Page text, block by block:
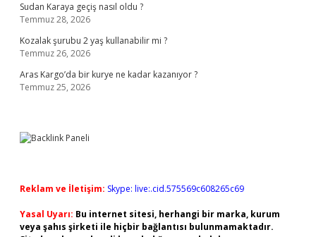
Sudan Karaya geçiş nasıl oldu ?
Temmuz 28, 2026
Kozalak şurubu 2 yaş kullanabilir mi ?
Temmuz 26, 2026
Aras Kargo’da bir kurye ne kadar kazanıyor ?
Temmuz 25, 2026
Reklam ve İletişim: Skype: live:.cid.575569c608265c69
Yasal Uyarı: Bu internet sitesi, herhangi bir marka, kurum
veya şahıs şirketi ile hiçbir bağlantısı bulunmamaktadır.